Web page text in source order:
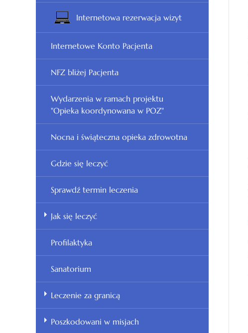
Internetowa rezerwacja wizyt
Internetowe Konto Pacjenta
NFZ bliżej Pacjenta
Wydarzenia w ramach projektu
"Opieka koordynowana w POZ"
Nocna i świąteczna opieka zdrowotna
Gdzie się leczyć
Sprawdź termin leczenia
Jak się leczyć
Profilaktyka
Sanatorium
Leczenie za granicą
Poszkodowani w misjach